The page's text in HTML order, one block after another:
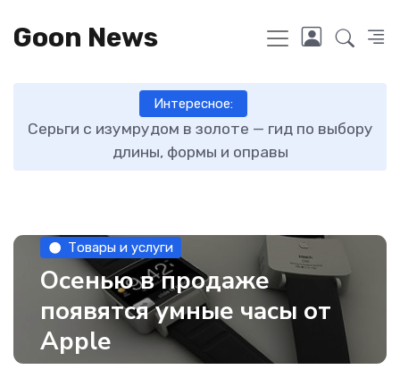
Goon News
Интересное:
Серьги с изумрудом в золоте — гид по выбору
длины, формы и оправы
Товары и услуги
Осенью в продаже
появятся умные часы от
Apple